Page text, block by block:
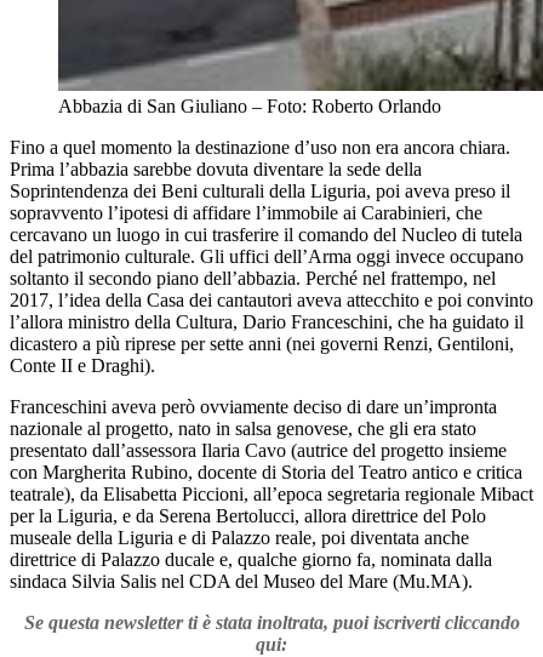
Abbazia di San Giuliano – Foto: Roberto Orlando
Fino a quel momento la destinazione d’uso non era ancora chiara.
Prima l’abbazia sarebbe dovuta diventare la sede della
Soprintendenza dei Beni culturali della Liguria, poi aveva preso il
sopravvento l’ipotesi di affidare l’immobile ai Carabinieri, che
cercavano un luogo in cui trasferire il comando del Nucleo di tutela
del patrimonio culturale. Gli uffici dell’Arma oggi invece occupano
soltanto il secondo piano dell’abbazia. Perché nel frattempo, nel
2017, l’idea della Casa dei cantautori aveva attecchito e poi convinto
l’allora ministro della Cultura, Dario Franceschini, che ha guidato il
dicastero a più riprese per sette anni (nei governi Renzi, Gentiloni,
Conte II e Draghi).
Franceschini aveva però ovviamente deciso di dare un’impronta
nazionale al progetto, nato in salsa genovese, che gli era stato
presentato dall’assessora Ilaria Cavo (autrice del progetto insieme
con Margherita Rubino, docente di Storia del Teatro antico e critica
teatrale), da Elisabetta Piccioni, all’epoca segretaria regionale Mibact
per la Liguria, e da Serena Bertolucci, allora direttrice del Polo
museale della Liguria e di Palazzo reale, poi diventata anche
direttrice di Palazzo ducale e, qualche giorno fa, nominata dalla
sindaca Silvia Salis nel CDA del Museo del Mare (Mu.MA).
Se questa newsletter ti è stata inoltrata, puoi iscriverti cliccando
qui: